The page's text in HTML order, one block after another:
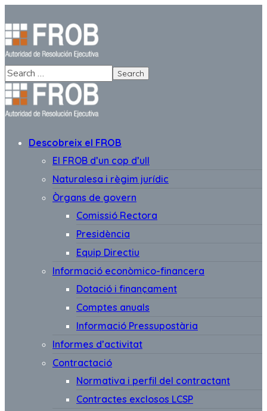
Descobreix el FROB
El FROB d’un cop d’ull
Naturalesa i règim jurídic
Òrgans de govern
Comissió Rectora
Presidència
Equip Directiu
Informació econòmico-financera
Dotació i finançament
Comptes anuals
Informació Pressupostària
Informes d’activitat
Contractació
Normativa i perfil del contractant
Contractes exclosos LCSP